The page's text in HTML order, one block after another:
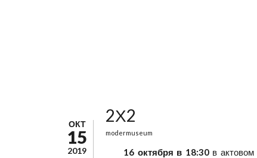
ОКТ
15
2019
2Х2
modermuseum
16 октября в 18:30в актовом